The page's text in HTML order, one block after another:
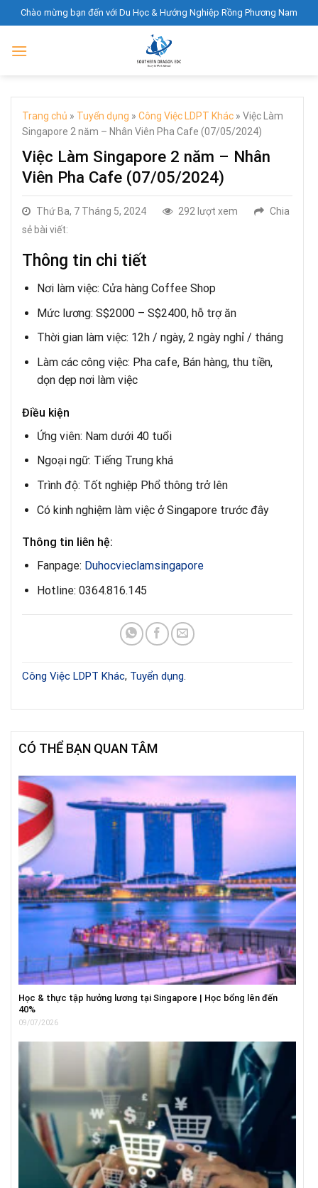
to
content
Chào mừng bạn đến với Du Học & Hướng Nghiệp Rồng Phương Nam
Trang chủ » Tuyển dụng » Công Việc LDPT Khác » Việc Làm
Singapore 2 năm – Nhân Viên Pha Cafe (07/05/2024)
Việc Làm Singapore 2 năm – Nhân
Viên Pha Cafe (07/05/2024)
Thứ Ba, 7 Tháng 5, 2024 292 lượt xem
Chia
sẻ bài viết:
Thông tin chi tiết
Nơi làm việc: Cửa hàng Coffee Shop
Mức lương: S$2000 – S$2400, hỗ trợ ăn
Thời gian làm việc: 12h / ngày, 2 ngày nghỉ / tháng
Làm các công việc: Pha cafe, Bán hàng, thu tiền,
dọn dẹp nơi làm việc
Điều kiện
Ứng viên: Nam dưới 40 tuổi
Ngoại ngữ: Tiếng Trung khá
Trình độ: Tốt nghiệp Phổ thông trở lên
Có kinh nghiệm làm việc ở Singapore trước đây
Thông tin liên hệ:
Fanpage: Duhocvieclamsingapore
Hotline: 0364.816.145
Công Việc LDPT Khác, Tuyển dụng.
CÓ THỂ BẠN QUAN TÂM
Học & thực tập hưởng lương tại Singapore | Học bổng lên đến
40%
09/07/2026